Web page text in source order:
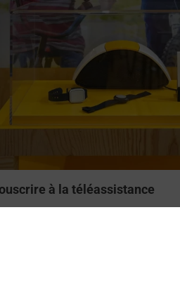
à la téléassistance